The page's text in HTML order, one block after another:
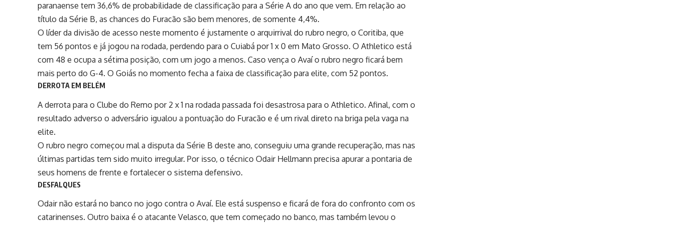
paranaense tem 36,6% de probabilidade de classificação para a Série A do ano que vem. Em relação ao
título da Série B, as chances do Furacão são bem menores, de somente 4,4%.
O líder da divisão de acesso neste momento é justamente o arquirrival do rubro negro, o Coritiba, que
tem 56 pontos e já jogou na rodada, perdendo para o Cuiabá por 1 x 0 em Mato Grosso. O Athletico está
com 48 e ocupa a sétima posição, com um jogo a menos. Caso vença o Avaí o rubro negro ficará bem
mais perto do G-4. O Goiás no momento fecha a faixa de classificação para elite, com 52 pontos.
DERROTA EM BELÉM
A derrota para o Clube do Remo por 2 x 1 na rodada passada foi desastrosa para o Athletico. Afinal, com o
resultado adverso o adversário igualou a pontuação do Furacão e é um rival direto na briga pela vaga na
elite.
O rubro negro começou mal a disputa da Série B deste ano, conseguiu uma grande recuperação, mas nas
últimas partidas tem sido muito irregular. Por isso, o técnico Odair Hellmann precisa apurar a pontaria de
seus homens de frente e fortalecer o sistema defensivo.
DESFALQUES
Odairnão estará no banco no jogo contra o Avaí. Ele está suspenso e ficará de fora do confronto com os
catarinenses. Outro baixa é o atacante Velasco, que tem começado no banco, mas também levou o